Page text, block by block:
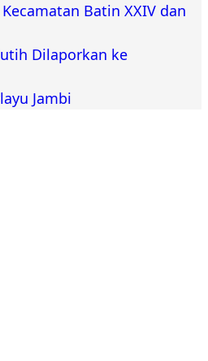
Batin XXIV dan
Dilaporkan ke
Jambi